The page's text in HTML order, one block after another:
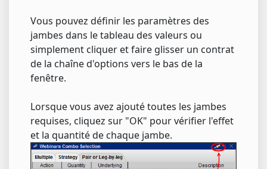
Vous pouvez définir les paramètres des
jambes dans le tableau des valeurs ou
simplement cliquer et faire glisser un contrat
de la chaîne d'options vers le bas de la
fenêtre.
Lorsque vous avez ajouté toutes les jambes
requises, cliquez sur "OK" pour vérifier l'effet
et la quantité de chaque jambe.